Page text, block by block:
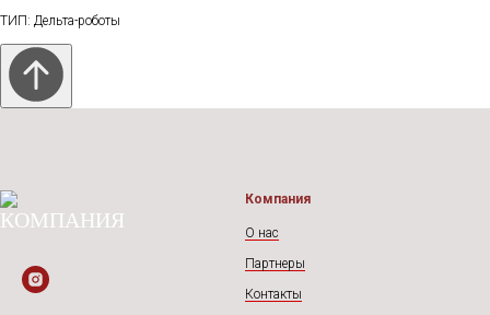
ТИП: Дельта-роботы
Компания
О нас
Партнеры
Контакты